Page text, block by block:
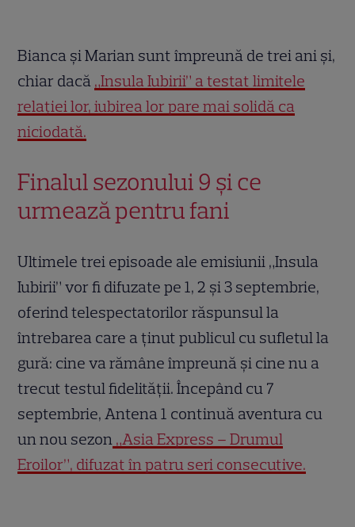
Bianca și Marian sunt împreună de trei ani și,
chiar dacă „Insula Iubirii” a testat limitele
relației lor, iubirea lor pare mai solidă ca
niciodată.
Finalul sezonului 9 și ce
urmează pentru fani
Ultimele trei episoade ale emisiunii „Insula
Iubirii” vor fi difuzate pe 1, 2 și 3 septembrie,
oferind telespectatorilor răspunsul la
întrebarea care a ținut publicul cu sufletul la
gură: cine va rămâne împreună și cine nu a
trecut testul fidelității. Începând cu 7
septembrie, Antena 1 continuă aventura cu
un nou sezon „Asia Express – Drumul
Eroilor”, difuzat în patru seri consecutive.